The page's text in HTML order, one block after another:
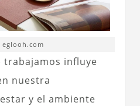
trabajamos influye
nuestra
y el ambiente